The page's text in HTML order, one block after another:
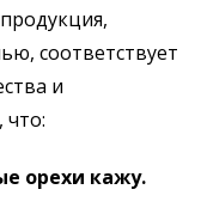
соответствует
и
что:
орехи кажу.